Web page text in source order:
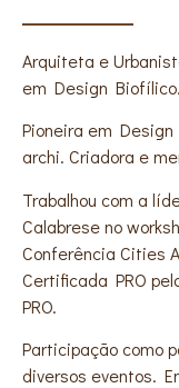
Arquiteta e
em Design Biofílico.
Pioneira em
archi. Criadora e
Trabalhou com a
Calabrese no
Conferência Cities
Certificada PRO
PRO.
Participação como
diversos eventos.